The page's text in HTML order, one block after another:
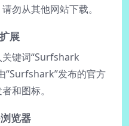
勿从其他网站下载。
展
键词“Surfshark
“Surfshark”发布的官方
和图标。
览器